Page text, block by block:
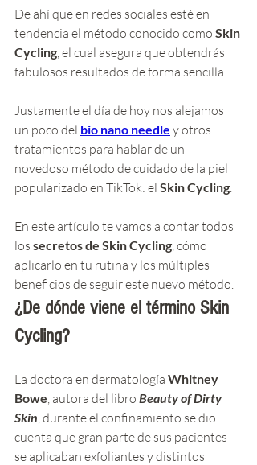
De ahí que en redes sociales esté en
tendencia el método conocido como Skin
Cycling , el cual asegura que obtendrás
fabulosos resultados de forma sencilla.
Justamente el día de hoy nos alejamos
un poco del bio nano needle y otros
tratamientos para hablar de un
novedoso método de cuidado de la piel
popularizado en TikTok: el Skin Cycling
En este artículo te vamos a contar todos
los secretos de Skin Cycling , cómo
aplicarlo en tu rutina y los múltiples
beneficios de seguir este nuevo método.
¿De dónde viene el término Skin
Cycling?
La doctora en dermatología Whitney
Bowe , autora del libro Beauty of Dirty
Skin , durante el confinamiento se dio
cuenta que gran parte de sus pacientes
se aplicaban exfoliantes y distintos